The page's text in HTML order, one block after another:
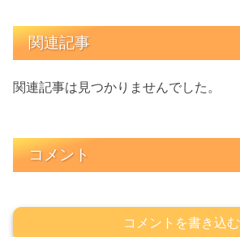
関連記事
関連記事は見つかりませんでした。
コメント
コメントを書き込む